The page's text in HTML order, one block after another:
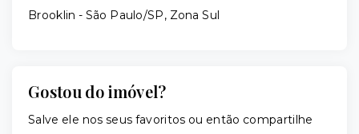
Brooklin - São Paulo/SP, Zona Sul
Gostou do imóvel?
Salve ele nos seus favoritos ou então compartilhe